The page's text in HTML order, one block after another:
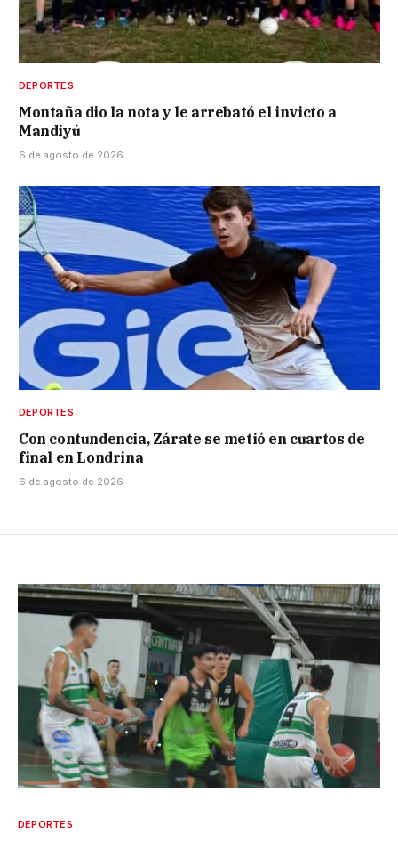
DEPORTES
Montaña dio la nota y le arrebató el invicto a
Mandiyú
6 de agosto de 2026
DEPORTES
Con contundencia, Zárate se metió en cuartos de
final en Londrina
6 de agosto de 2026
DEPORTES